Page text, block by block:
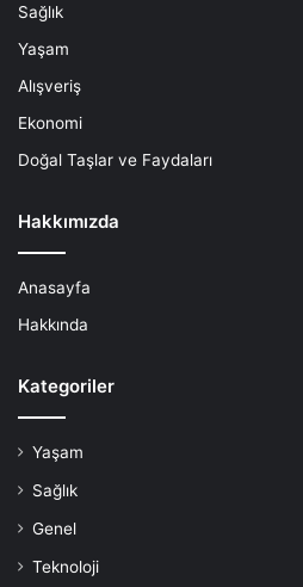
Sağlık
Yaşam
Alışveriş
Ekonomi
Doğal Taşlar ve Faydaları
Hakkımızda
Anasayfa
Hakkında
Kategoriler
Yaşam
Sağlık
Genel
Teknoloji